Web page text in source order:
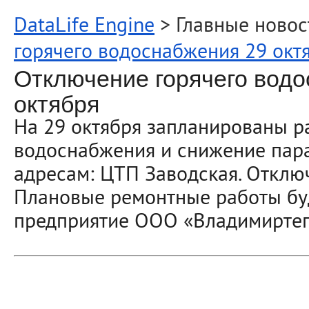
DataLife Engine > Главные
горячего водоснабжения 29
Отключение горячего
октября
На 29 октября запланированы
водоснабжения и снижение
адресам: ЦТП Заводская.
Плановые ремонтные работы
предприятие ООО